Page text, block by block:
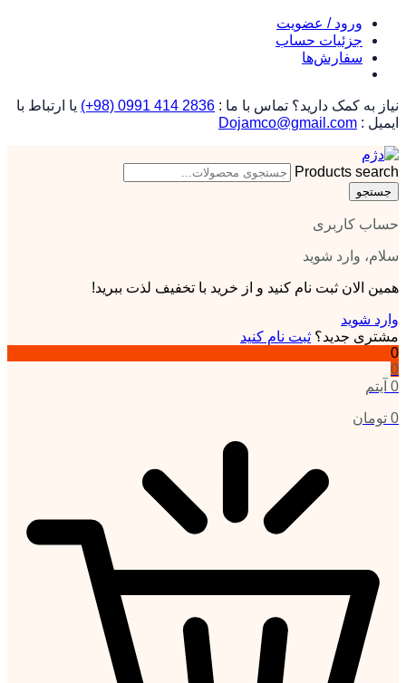
ورود / عضویت
جزئیات حساب
سفارش‌ها
نیاز به کمک دارید؟ تماس با ما : (+98) 0991 414 2836 یا ارتباط با
ایمیل : Dojamco@gmail.com
Products search
جستجو
حساب کاربری
سلام، وارد شوید
همین الان ثبت نام کنید و از خرید با تخفیف لذت ببرید!
وارد شوید
مشتری جدید؟ ثبت نام کنید
0
0
0 آیتم
0 تومان